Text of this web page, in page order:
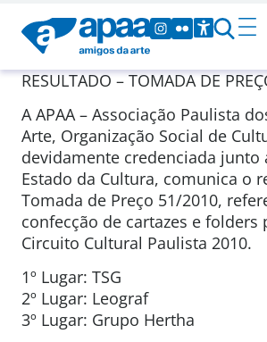
RESULTADO – TOMADA DE
A APAA – Associação Paulista
Arte, Organização Social de
devidamente credenciada junto
Estado da Cultura, comunica o
Tomada de Preço 51/2010,
confecção de cartazes e folders
Circuito Cultural Paulista 2010.
1º Lugar: TSG
2º Lugar: Leograf
3º Lugar: Grupo Hertha